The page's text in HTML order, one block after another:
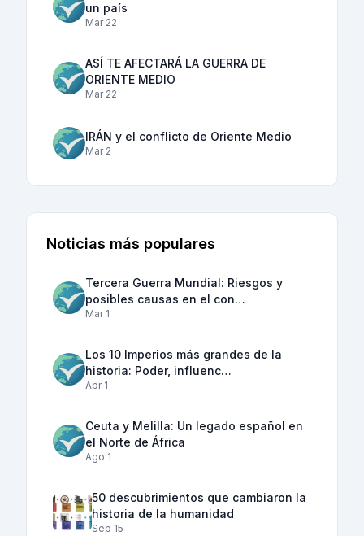
un país
Mar 22
ASÍ TE AFECTARÁ LA GUERRA DE
ORIENTE MEDIO
Mar 22
IRÁN y el conflicto de Oriente Medio
Mar 2
Noticias más populares
Tercera Guerra Mundial: Riesgos y
posibles causas en el con…
Mar 1
Los 10 Imperios más grandes de la
historia: Poder, influenc…
Abr 1
Ceuta y Melilla: Un legado español en
el Norte de África
Ago 1
50 descubrimientos que cambiaron la
historia de la humanidad
Sep 15